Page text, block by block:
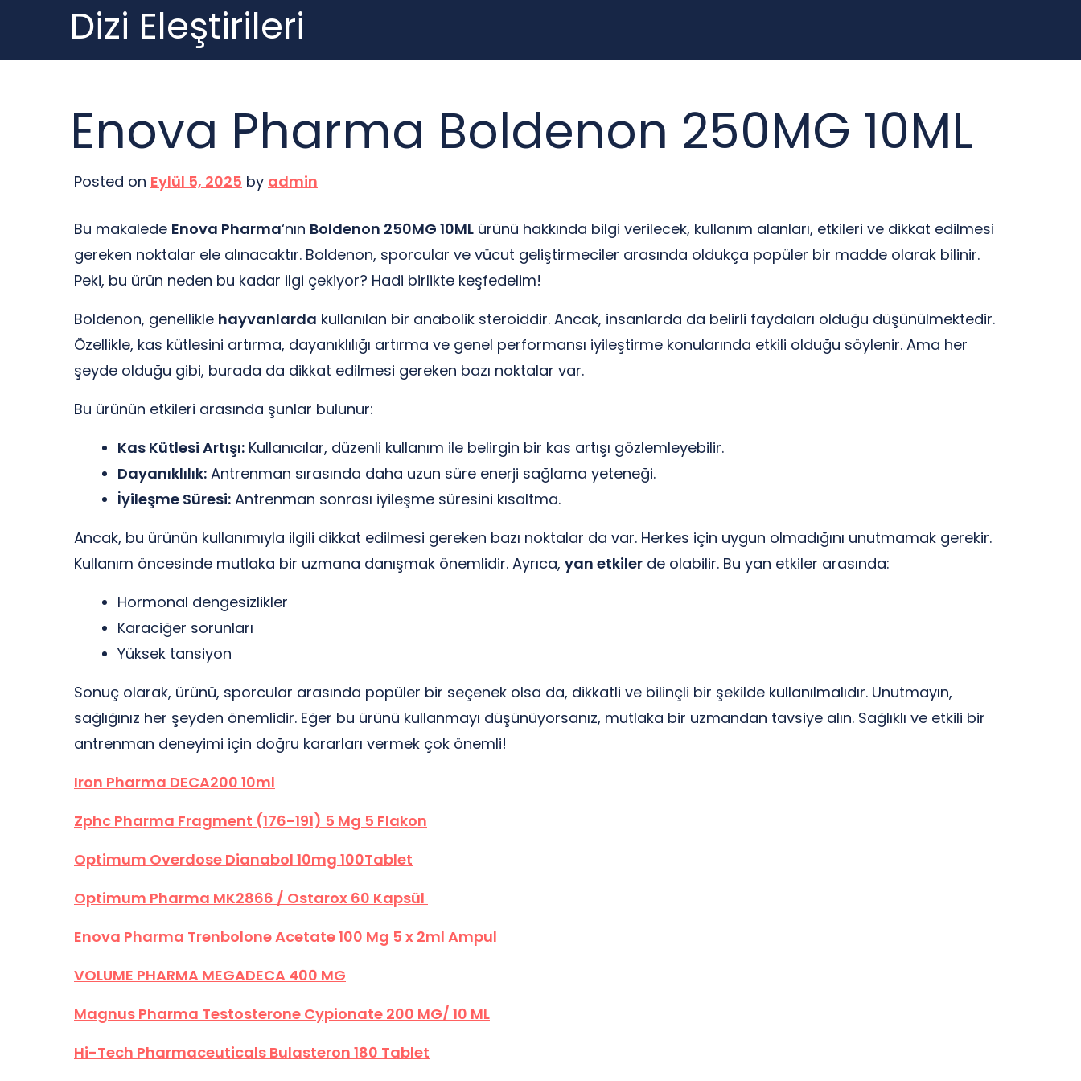
content
Dizi Eleştirileri
Enova Pharma Boldenon 250MG 10ML
Posted on Eylül 5, 2025 by admin
Bu makalede Enova Pharma‘nın Boldenon 250MG 10ML ürünü hakkında bilgi verilecek, kullanım alanları, etkileri ve dikkat edilmesi
gereken noktalar ele alınacaktır. Boldenon, sporcular ve vücut geliştirmeciler arasında oldukça popüler bir madde olarak bilinir.
Peki, bu ürün neden bu kadar ilgi çekiyor? Hadi birlikte keşfedelim!
Boldenon, genellikle hayvanlarda kullanılan bir anabolik steroiddir. Ancak, insanlarda da belirli faydaları olduğu düşünülmektedir.
Özellikle, kas kütlesini artırma, dayanıklılığı artırma ve genel performansı iyileştirme konularında etkili olduğu söylenir. Ama her
şeyde olduğu gibi, burada da dikkat edilmesi gereken bazı noktalar var.
Bu ürünün etkileri arasında şunlar bulunur:
Kas Kütlesi Artışı: Kullanıcılar, düzenli kullanım ile belirgin bir kas artışı gözlemleyebilir.
Dayanıklılık: Antrenman sırasında daha uzun süre enerji sağlama yeteneği.
İyileşme Süresi: Antrenman sonrası iyileşme süresini kısaltma.
Ancak, bu ürünün kullanımıyla ilgili dikkat edilmesi gereken bazı noktalar da var. Herkes için uygun olmadığını unutmamak gerekir.
Kullanım öncesinde mutlaka bir uzmana danışmak önemlidir. Ayrıca, yan etkiler de olabilir. Bu yan etkiler arasında:
Hormonal dengesizlikler
Karaciğer sorunları
Yüksek tansiyon
Sonuç olarak, ürünü, sporcular arasında popüler bir seçenek olsa da, dikkatli ve bilinçli bir şekilde kullanılmalıdır. Unutmayın,
sağlığınız her şeyden önemlidir. Eğer bu ürünü kullanmayı düşünüyorsanız, mutlaka bir uzmandan tavsiye alın. Sağlıklı ve etkili bir
antrenman deneyimi için doğru kararları vermek çok önemli!
Iron Pharma DECA200 10ml
Zphc Pharma Fragment (176-191) 5 Mg 5 Flakon
Optimum Overdose Dianabol 10mg 100Tablet
Optimum Pharma MK2866 / Ostarox 60 Kapsül
Enova Pharma Trenbolone Acetate 100 Mg 5 x 2ml Ampul
VOLUME PHARMA MEGADECA 400 MG
Magnus Pharma Testosterone Cypionate 200 MG/ 10 ML
Hi-Tech Pharmaceuticals Bulasteron 180 Tablet